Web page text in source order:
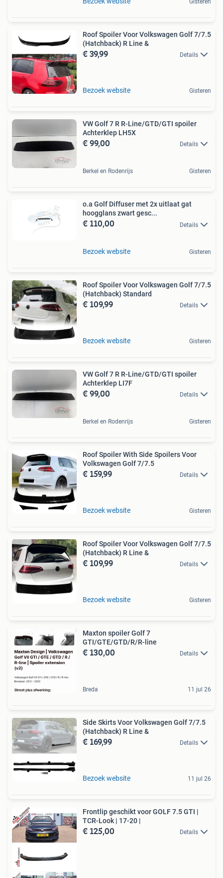
Gisteren
Roof Spoiler Voor Volkswagen Golf 7/7.5
(Hatchback) R Line &
€ 39,99 Details
Bezoek website Gisteren
VW Golf 7 R R-Line/GTD/GTI spoiler
Achterklep LH5X
€ 99,00 Details
Berkel en Rodenrijs Gisteren
o.a Golf Diffuser met 2x uitlaat gat
hoogglans zwart gesc...
€ 110,00 Details
Bezoek website Gisteren
Roof Spoiler Voor Volkswagen Golf 7/7.5
(Hatchback) Standard
€ 109,99 Details
Bezoek website Gisteren
VW Golf 7 R R-Line/GTD/GTI spoiler
Achterklep LI7F
€ 99,00 Details
Berkel en Rodenrijs Gisteren
Roof Spoiler With Side Spoilers Voor
Volkswagen Golf 7/7.5
€ 159,99 Details
Bezoek website Gisteren
Roof Spoiler Voor Volkswagen Golf 7/7.5
(Hatchback) R Line &
€ 109,99 Details
Bezoek website Gisteren
Maxton spoiler Golf 7
GTI/GTE/GTD/R/R-line
€ 130,00 Details
Breda 11 jul 26
Side Skirts Voor Volkswagen Golf 7/7.5
(Hatchback) R Line &
€ 169,99 Details
Bezoek website 11 jul 26
Frontlip geschikt voor GOLF 7.5 GTI |
TCR-Look | 17-20 |
€ 125,00 Details